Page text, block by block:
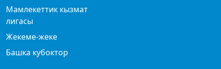
Мамлекеттик кызмат
лигасы
Жекеме-жеке
Башка кубоктор